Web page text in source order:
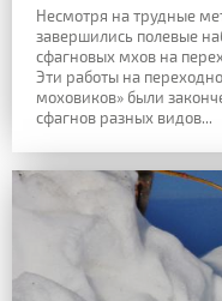
Несмотря на трудные
завершились полевые
сфагновых мхов на
Эти работы на
моховиков» были
сфагнов разных видов...